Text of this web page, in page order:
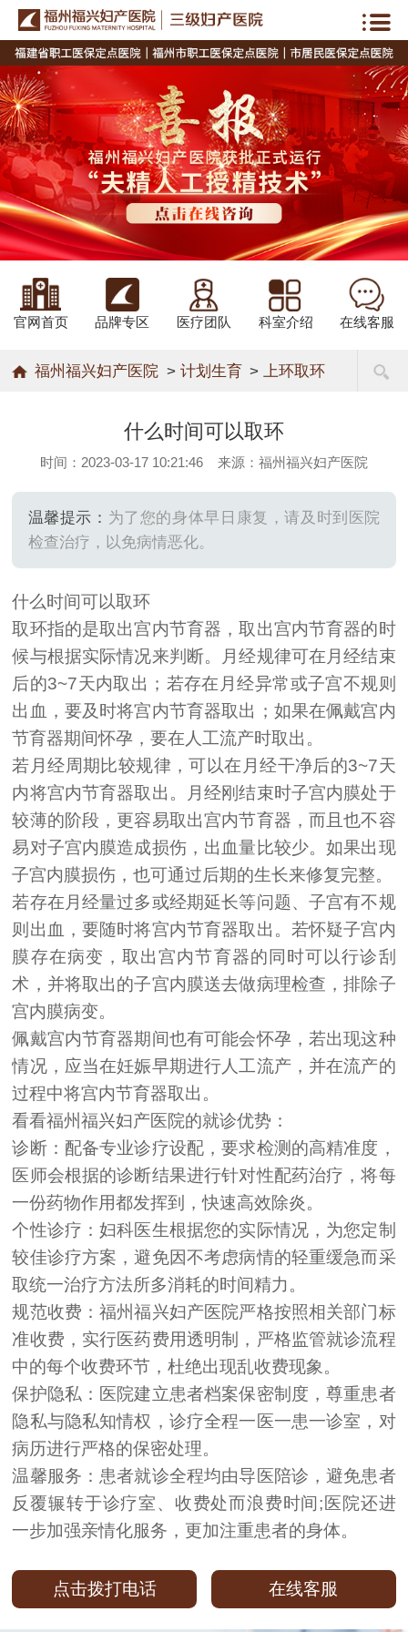
官网首页 品牌专区 医疗团队 科室介绍 在线客服
福州福兴妇产医院 > 计划生育 > 上环取环
什么时间可以取环
时间：2023-03-17 10:21:46 来源：福州福兴妇产医院
温馨提示： 为了您的身体早日康复，请及时到医院
检查治疗，以免病情恶化。
什么时间可以取环
取环指的是取出宫内节育器，取出宫内节育器的时
候与根据实际情况来判断。月经规律可在月经结束
后的3~7天内取出；若存在月经异常或子宫不规则
出血，要及时将宫内节育器取出；如果在佩戴宫内
节育器期间怀孕，要在人工流产时取出。
若月经周期比较规律，可以在月经干净后的3~7天
内将宫内节育器取出。月经刚结束时子宫内膜处于
较薄的阶段，更容易取出宫内节育器，而且也不容
易对子宫内膜造成损伤，出血量比较少。如果出现
子宫内膜损伤，也可通过后期的生长来修复完整。
若存在月经量过多或经期延长等问题、子宫有不规
则出血，要随时将宫内节育器取出。若怀疑子宫内
膜存在病变，取出宫内节育器的同时可以行诊刮
术，并将取出的子宫内膜送去做病理检查，排除子
宫内膜病变。
佩戴宫内节育器期间也有可能会怀孕，若出现这种
情况，应当在妊娠早期进行人工流产，并在流产的
过程中将宫内节育器取出。
看看福州福兴妇产医院的就诊优势：
诊断：配备专业诊疗设配，要求检测的高精准度，
医师会根据的诊断结果进行针对性配药治疗，将每
一份药物作用都发挥到，快速高效除炎。
个性诊疗：妇科医生根据您的实际情况，为您定制
较佳诊疗方案，避免因不考虑病情的轻重缓急而采
取统一治疗方法所多消耗的时间精力。
规范收费：福州福兴妇产医院严格按照相关部门标
准收费，实行医药费用透明制，严格监管就诊流程
中的每个收费环节，杜绝出现乱收费现象。
保护隐私：医院建立患者档案保密制度，尊重患者
隐私与隐私知情权，诊疗全程一医一患一诊室，对
病历进行严格的保密处理。
温馨服务：患者就诊全程均由导医陪诊，避免患者
反覆辗转于诊疗室、收费处而浪费时间;医院还进
一步加强亲情化服务，更加注重患者的身体。
点击拨打电话 在线客服